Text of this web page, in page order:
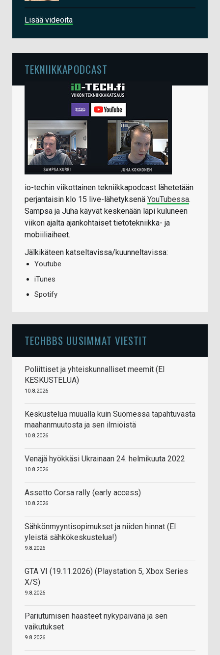
Lisää videoita
TEKNIIKKAPODCAST
io-techin viikottainen tekniikkapodcast lähetetään
perjantaisin klo 15 live-lähetyksenä YouTubessa.
Sampsa ja Juha käyvät keskenään läpi kuluneen
viikon ajalta ajankohtaiset tietotekniikka- ja
mobiiliaiheet.
Jälkikäteen katseltavissa/kuunneltavissa:
Youtube
iTunes
Spotify
TECHBBS UUSIMMAT VIESTIT
Poliittiset ja yhteiskunnalliset meemit (EI
KESKUSTELUA)
10.8.2026
Keskustelua muualla kuin Suomessa tapahtuvasta
maahanmuutosta ja sen ilmiöistä
10.8.2026
Venäjä hyökkäsi Ukrainaan 24. helmikuuta 2022
10.8.2026
Assetto Corsa rally (early access)
10.8.2026
Sähkönmyyntisopimukset ja niiden hinnat (EI
yleistä sähkökeskustelua!)
9.8.2026
GTA VI (19.11.2026) (Playstation 5, Xbox Series
X/S)
9.8.2026
Pariutumisen haasteet nykypäivänä ja sen
vaikutukset
9.8.2026